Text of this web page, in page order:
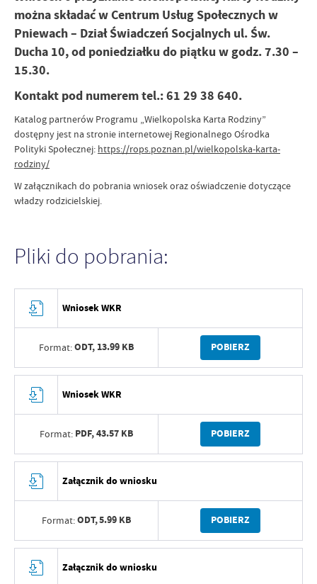
można składać w Centrum Usług Społecznych w
Pniewach – Dział Świadczeń Socjalnych ul. Św.
Ducha 10, od poniedziałku do piątku w godz. 7.30 –
15.30.
Kontakt pod numerem tel.: 61 29 38 640.
Katalog partnerów Programu „Wielkopolska Karta Rodziny”
dostępny jest na stronie internetowej Regionalnego Ośrodka
Polityki Społecznej: https://rops.poznan.pl/wielkopolska-karta-
rodziny/
W załącznikach do pobrania wniosek oraz oświadczenie dotyczące
władzy rodzicielskiej.
Pliki do pobrania:
Wniosek WKR
Format:ODT, 13.99 KB POBIERZ
Wniosek WKR
Format: PDF,43.57 KB POBIERZ
Załącznik do wniosku
Format:ODT,5.99 KB POBIERZ
Załącznik do wniosku